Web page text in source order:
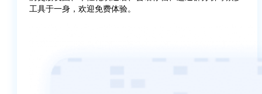
工具于一身，欢迎免费体验。